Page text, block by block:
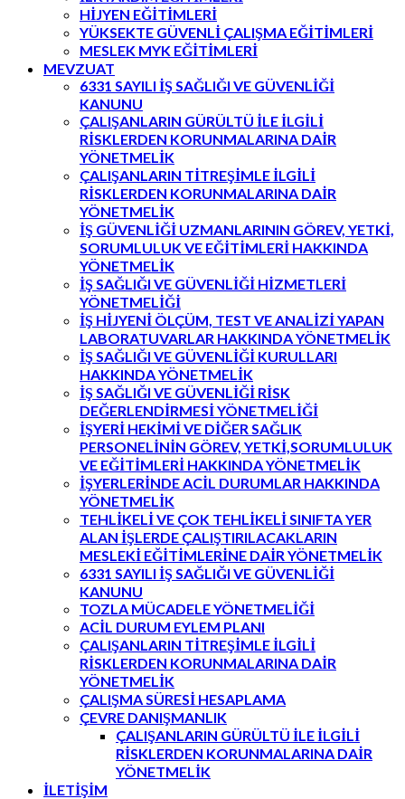
HİJYEN EĞİTİMLERİ
YÜKSEKTE GÜVENLİ ÇALIŞMA EĞİTİMLERİ
MESLEK MYK EĞİTİMLERİ
MEVZUAT
6331 SAYILI İŞ SAĞLIĞI VE GÜVENLİĞİ
KANUNU
ÇALIŞANLARIN GÜRÜLTÜ İLE İLGİLİ
RİSKLERDEN KORUNMALARINA DAİR
YÖNETMELİK
ÇALIŞANLARIN TİTREŞİMLE İLGİLİ
RİSKLERDEN KORUNMALARINA DAİR
YÖNETMELİK
İŞ GÜVENLİĞİ UZMANLARININ GÖREV, YETKİ,
SORUMLULUK VE EĞİTİMLERİ HAKKINDA
YÖNETMELİK
İŞ SAĞLIĞI VE GÜVENLİĞİ HİZMETLERİ
YÖNETMELİĞİ
İŞ HİJYENİ ÖLÇÜM, TEST VE ANALİZİ YAPAN
LABORATUVARLAR HAKKINDA YÖNETMELİK
İŞ SAĞLIĞI VE GÜVENLİĞİ KURULLARI
HAKKINDA YÖNETMELİK
İŞ SAĞLIĞI VE GÜVENLİĞİ RİSK
DEĞERLENDİRMESİ YÖNETMELİĞİ
İŞYERİ HEKİMİ VE DİĞER SAĞLIK
PERSONELİNİN GÖREV, YETKİ,SORUMLULUK
VE EĞİTİMLERİ HAKKINDA YÖNETMELİK
İŞYERLERİNDE ACİL DURUMLAR HAKKINDA
YÖNETMELİK
TEHLİKELİ VE ÇOK TEHLİKELİ SINIFTA YER
ALAN İŞLERDE ÇALIŞTIRILACAKLARIN
MESLEKİ EĞİTİMLERİNE DAİR YÖNETMELİK
6331 SAYILI İŞ SAĞLIĞI VE GÜVENLİĞİ
KANUNU
TOZLA MÜCADELE YÖNETMELİĞİ
ACİL DURUM EYLEM PLANI
ÇALIŞANLARIN TİTREŞİMLE İLGİLİ
RİSKLERDEN KORUNMALARINA DAİR
YÖNETMELİK
ÇALIŞMA SÜRESİ HESAPLAMA
ÇEVRE DANIŞMANLIK
ÇALIŞANLARIN GÜRÜLTÜ İLE İLGİLİ
RİSKLERDEN KORUNMALARINA DAİR
YÖNETMELİK
İLETİŞİM